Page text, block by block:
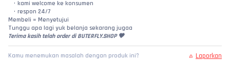
respon 24/7
Membeli = Menyetujui
Tunggu apa lagi yuk belanja sekarang jugaa
Terima kasih telah order di BUTERFLY.SHOP 🤎
Kamu menemukan masalah dengan produk ini? Laporkan